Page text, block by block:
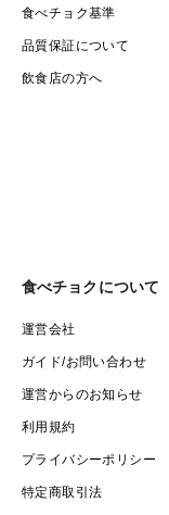
食べチョク基準
品質保証について
飲食店の方へ
食べチョクについて
運営会社
ガイド/お問い合わせ
運営からのお知らせ
利用規約
プライバシーポリシー
特定商取引法